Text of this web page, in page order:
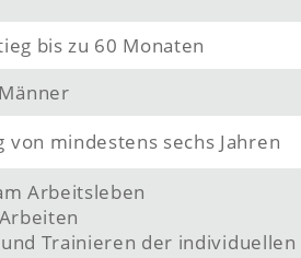
bis zu 60 Monaten
von mindestens sechs Jahren
Arbeitsleben
Trainieren der individuellen